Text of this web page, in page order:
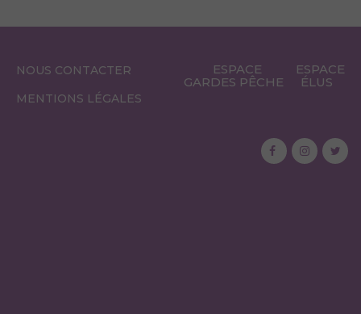
NOUS CONTACTER
MENTIONS LÉGALES
ESPACE
GARDES PÊCHE
ESPACE
ÉLUS